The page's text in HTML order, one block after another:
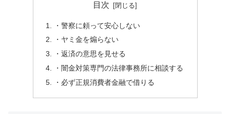
目次
・警察に頼って安心しない
・ヤミ金を煽らない
・返済の意思を見せる
・闇金対策専門の法律事務所に相談する
・必ず正規消費者金融で借りる